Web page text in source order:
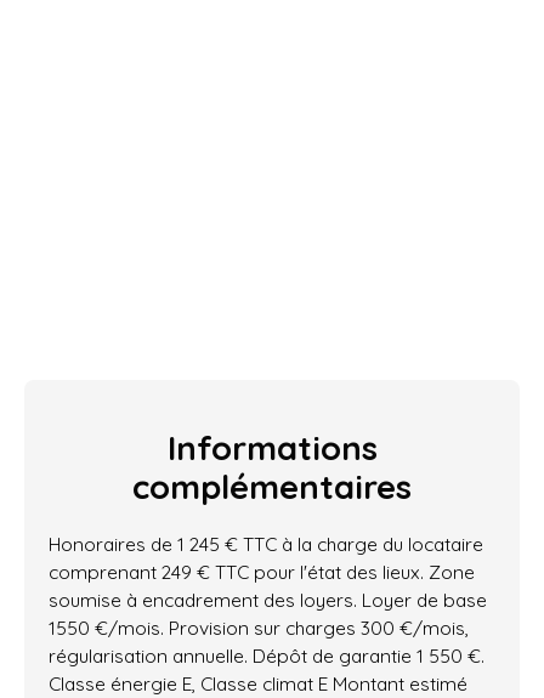
Informations
complémentaires
Honoraires de 1 245 € TTC à la charge du locataire
comprenant 249 € TTC pour l'état des lieux. Zone
soumise à encadrement des loyers. Loyer de base
1550 €/mois. Provision sur charges 300 €/mois,
régularisation annuelle. Dépôt de garantie 1 550 €.
Classe énergie E, Classe climat E Montant estimé